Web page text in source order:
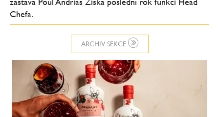
ARCHIV SEKCE
Chefa.